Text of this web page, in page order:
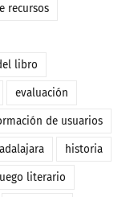
recursos
libro
evaluación
de usuarios
historia
literario